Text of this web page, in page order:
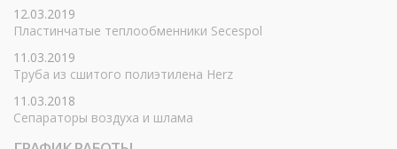
12.03.2019
Пластинчатые теплообменники Secespol
11.03.2019
Труба из сшитого полиэтилена Herz
11.03.2018
Сепараторы воздуха и шлама